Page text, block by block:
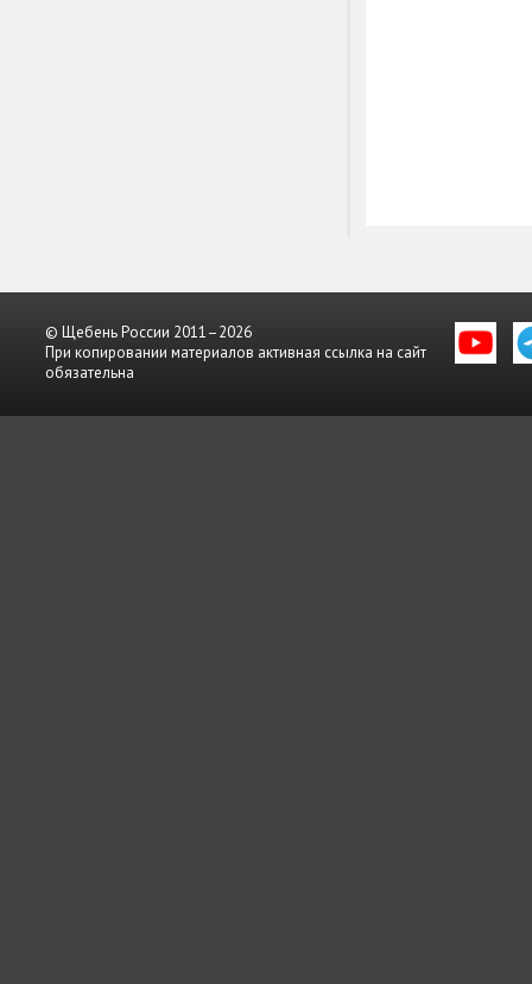
© Щебень России 2011–2026
При копировании материалов активная ссылка на сайт
обязательна